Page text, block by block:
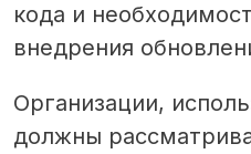
кода и
внедрения
Организации,
должны